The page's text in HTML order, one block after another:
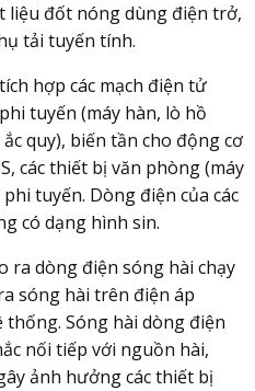
liệu đốt nóng dùng điện trở,
tải tuyến tính.
hợp các mạch điện tử
tuyến (máy hàn, lò hồ
quy), biến tần cho động cơ
các thiết bị văn phòng (máy
tuyến. Dòng điện của các
có dạng hình sin.
ra dòng điện sóng hài chạy
sóng hài trên điện áp
Sóng hài dòng điện
nối tiếp với nguồn hài,
ảnh hưởng các thiết bị